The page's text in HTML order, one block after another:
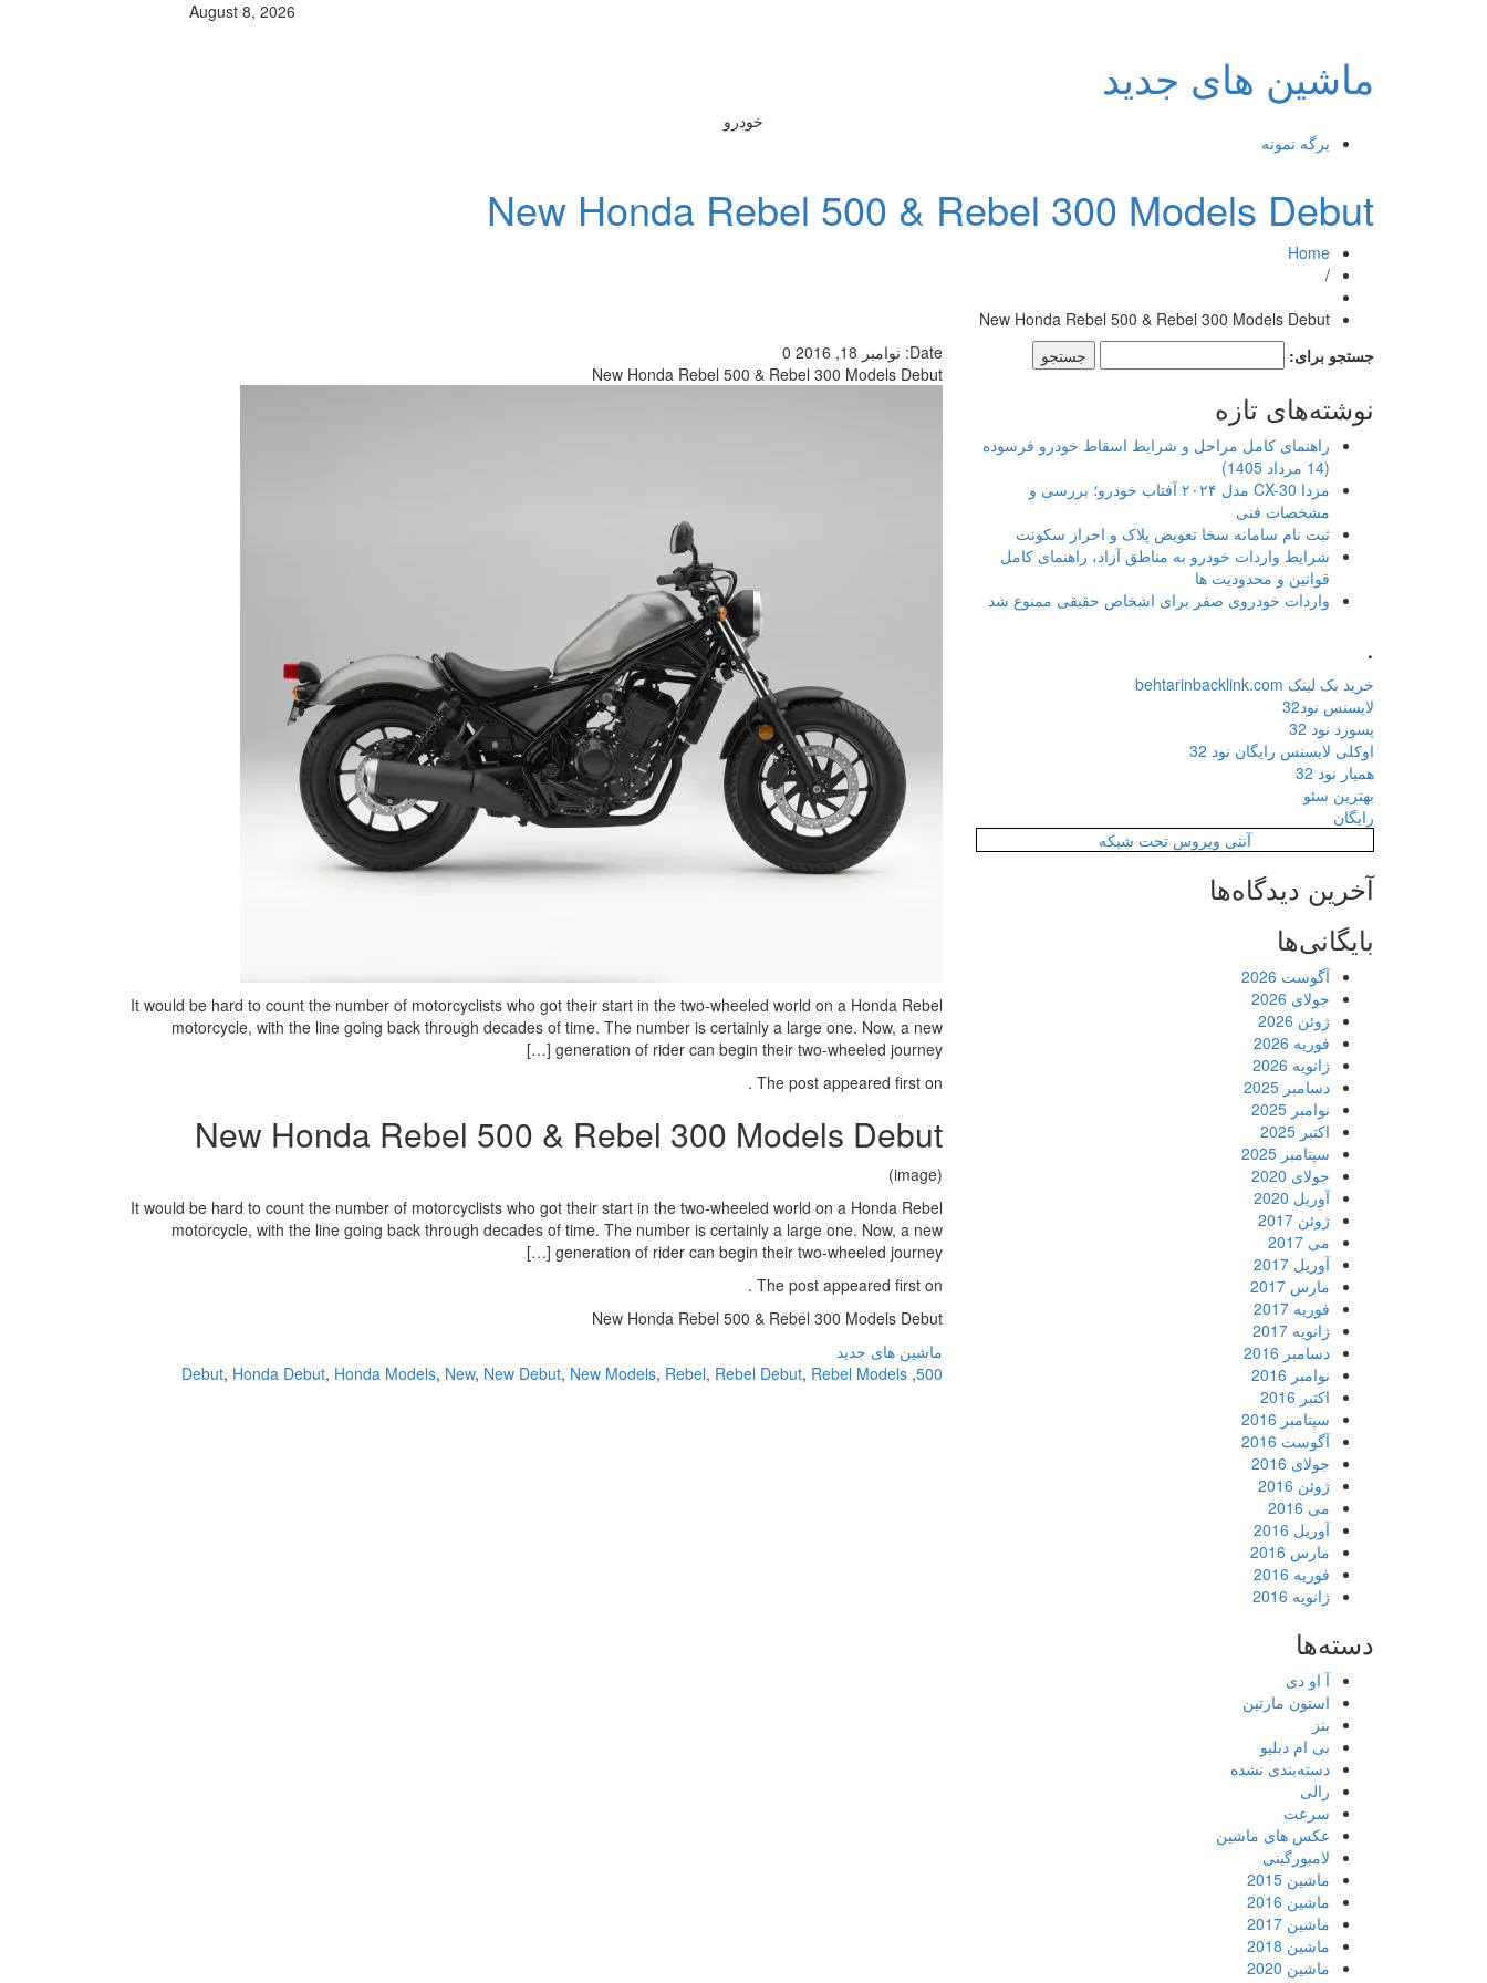
August 8, 2026
ماشین های جدید
خودرو
برگه نمونه
New Honda Rebel 500 & Rebel 300 Models Debut
Home
/
New Honda Rebel 500 & Rebel 300 Models Debut
Date: نوامبر 18, 2016
0
New Honda Rebel 500 & Rebel 300 Models Debut
It would be hard to count the number of motorcyclists who got their start in the two-wheeled world on a Honda Rebel
motorcycle, with the line going back through decades of time. The number is certainly a large one. Now, a new
generation of rider can begin their two-wheeled journey […]
The post appeared first on .
New Honda Rebel 500 & Rebel 300 Models Debut
(image)
It would be hard to count the number of motorcyclists who got their start in the two-wheeled world on a Honda Rebel
motorcycle, with the line going back through decades of time. The number is certainly a large one. Now, a new
generation of rider can begin their two-wheeled journey […]
The post appeared first on .
New Honda Rebel 500 & Rebel 300 Models Debut
ماشین های جدید
500
,
Debut, Honda Debut, Honda Models, New, New Debut, New Models, Rebel, Rebel Debut, Rebel Models
جستجو برای:
نوشته‌های تازه
راهنمای کامل مراحل و شرایط اسقاط خودرو فرسوده
(14 مرداد 1405)
مزدا CX-30 مدل ۲۰۲۴ آفتاب خودرو؛ بررسی و
مشخصات فنی
ثبت نام سامانه سخا تعویض پلاک و احراز سکونت
شرایط واردات خودرو به مناطق آزاد، راهنمای کامل
قوانین و محدودیت ها
واردات خودروی صفر برای اشخاص حقیقی ممنوع شد
.
خرید بک لینک behtarinbacklink.com
لایسنس نود32
پسورد نود 32
اوکلی لایسنس رایگان نود 32
همیار نود 32
بهترین سئو
رایگان
آنتی ویروس تحت شبکه
آخرین دیدگاه‌ها
بایگانی‌ها
آگوست 2026
جولای 2026
ژوئن 2026
فوریه 2026
ژانویه 2026
دسامبر 2025
نوامبر 2025
اکتبر 2025
سپتامبر 2025
جولای 2020
آوریل 2020
ژوئن 2017
می 2017
آوریل 2017
مارس 2017
فوریه 2017
ژانویه 2017
دسامبر 2016
نوامبر 2016
اکتبر 2016
سپتامبر 2016
آگوست 2016
جولای 2016
ژوئن 2016
می 2016
آوریل 2016
مارس 2016
فوریه 2016
ژانویه 2016
دسته‌ها
آ او دی
استون مارتین
بنز
بی ام دبلیو
دسته‌بندی نشده
رالی
سرعت
عکس های ماشین
لامبورگینی
ماشین 2015
ماشین 2016
ماشین 2017
ماشین 2018
ماشین 2020